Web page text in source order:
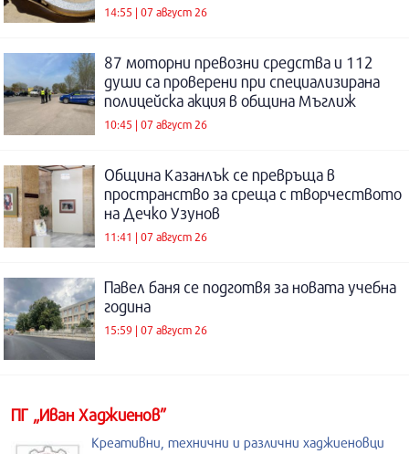
14:55 | 07 август 26
87 моторни превозни средства и 112
души са проверени при специализирана
полицейска акция в община Мъглиж
10:45 | 07 август 26
Община Казанлък се превръща в
пространство за среща с творчеството
на Дечко Узунов
11:41 | 07 август 26
Павел баня се подготвя за новата учебна
година
15:59 | 07 август 26
ПГ „Иван Хаджиенов”
Креативни, технични и различни хаджиеновци